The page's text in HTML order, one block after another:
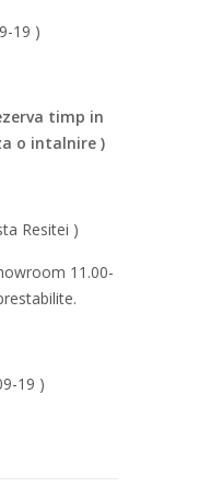
19 )
timp in
o intalnire )
Resitei )
11.00-
19 )